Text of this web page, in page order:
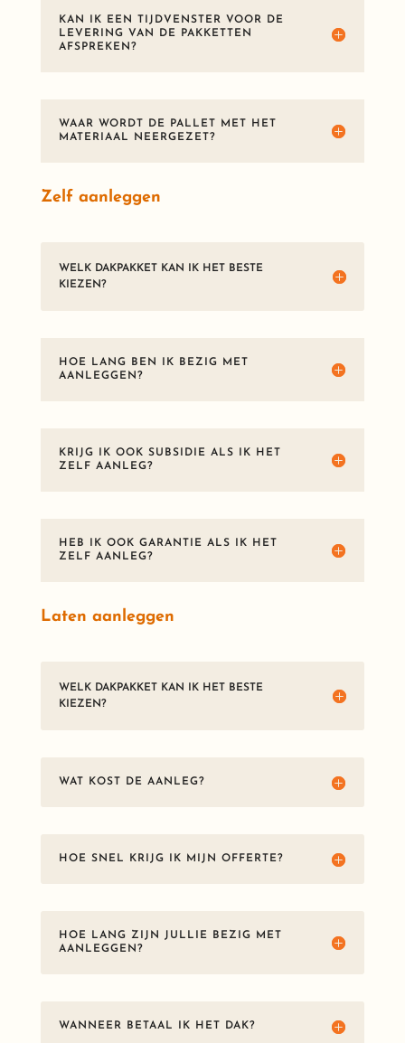
KAN IK EEN TIJDVENSTER VOOR DE
LEVERING VAN DE PAKKETTEN
AFSPREKEN?
WAAR WORDT DE PALLET MET HET
MATERIAAL NEERGEZET?
Zelf aanleggen
WELK DAKPAKKET KAN IK HET BESTE
KIEZEN?
HOE LANG BEN IK BEZIG MET
AANLEGGEN?
KRIJG IK OOK SUBSIDIE ALS IK HET
ZELF AANLEG?
HEB IK OOK GARANTIE ALS IK HET
ZELF AANLEG?
Laten aanleggen
WELK DAKPAKKET KAN IK HET BESTE
KIEZEN?
WAT KOST DE AANLEG?
HOE SNEL KRIJG IK MIJN OFFERTE?
HOE LANG ZIJN JULLIE BEZIG MET
AANLEGGEN?
WANNEER BETAAL IK HET DAK?